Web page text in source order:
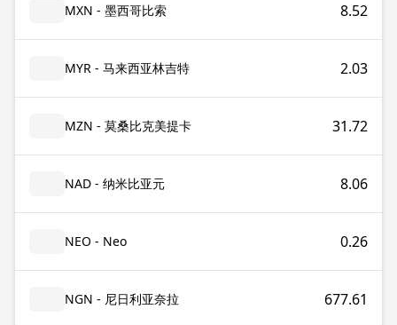
MXN - 墨西哥比索 8.52
MYR - 马来西亚林吉特 2.03
MZN - 莫桑比克美提卡 31.72
NAD - 纳米比亚元 8.06
NEO - Neo 0.26
NGN - 尼日利亚奈拉 677.61